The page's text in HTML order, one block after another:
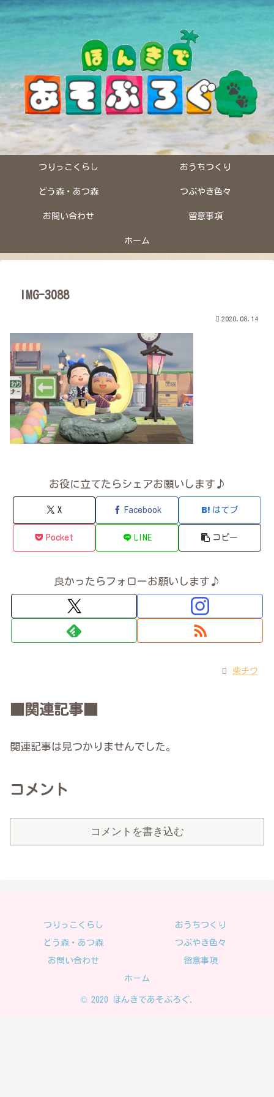
つりっこくらし おうちつくり
どう森・あつ森 つぶやき色々
お問い合わせ 留意事項
ホーム
IMG-3088
2020.08.14
お役に立てたらシェアお願いします♪
X Facebook はてブ
Pocket LINE コピー
良かったらフォローお願いします♪
柴チワ
■関連記事■
関連記事は見つかりませんでした。
コメント
コメントを書き込む
つりっこくらし おうちつくり
どう森・あつ森 つぶやき色々
お問い合わせ 留意事項
ホーム
© 2020 ほんきであそぶろぐ.